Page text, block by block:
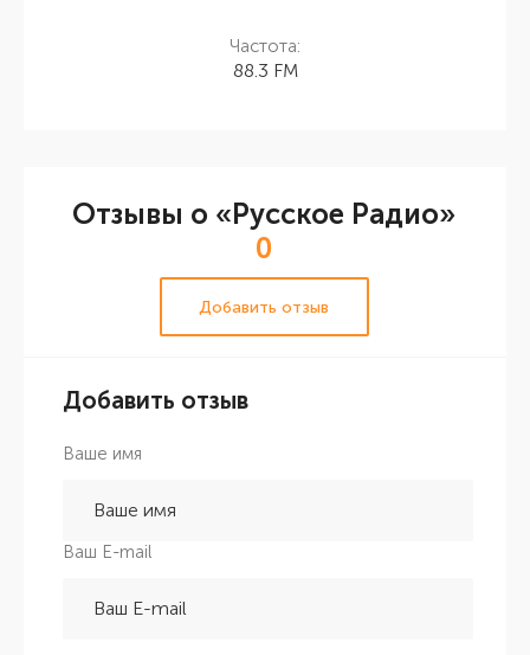
Частота:
88.3 FM
Отзывы о «Русское Радио»
0
Добавить отзыв
Добавить отзыв
Ваше имя
Ваш E-mail